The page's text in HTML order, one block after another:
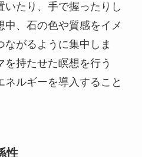
たり、手で握ったりし
中、石の色や質感をイメ
がるように集中しま
持たせた瞑想を行う
ネルギーを導入すること
性